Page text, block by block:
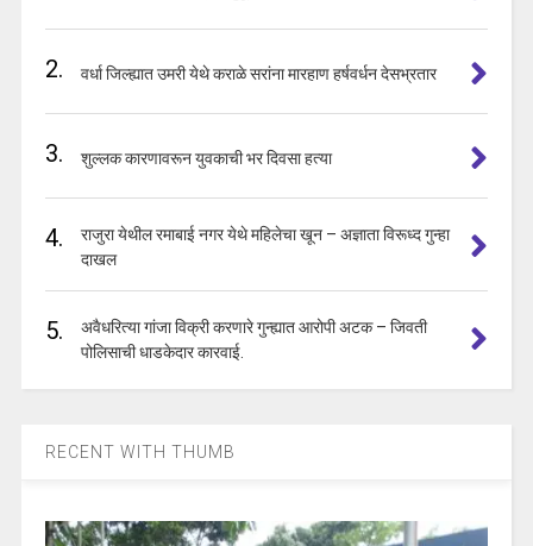
2. वर्धा जिल्ह्यात उमरी येथे कराळे सरांना मारहाण हर्षवर्धन देसभ्रतार
3. शुल्लक कारणावरून युवकाची भर दिवसा हत्या
4.
राजुरा येथील रमाबाई नगर येथे महिलेचा खून – अज्ञाता विरूध्द गुन्हा
दाखल
5.
अवैधरित्या गांजा विक्री करणारे गुन्ह्यात आरोपी अटक – जिवती
पोलिसाची धाडकेदार कारवाई.
RECENT WITH THUMB